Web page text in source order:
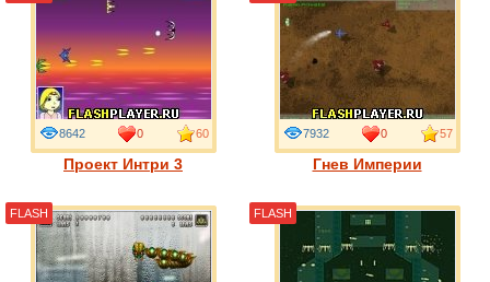
Проект Интри 3
8642 0 60
Гнев Империи
7932 0 57
FLASH FLASH